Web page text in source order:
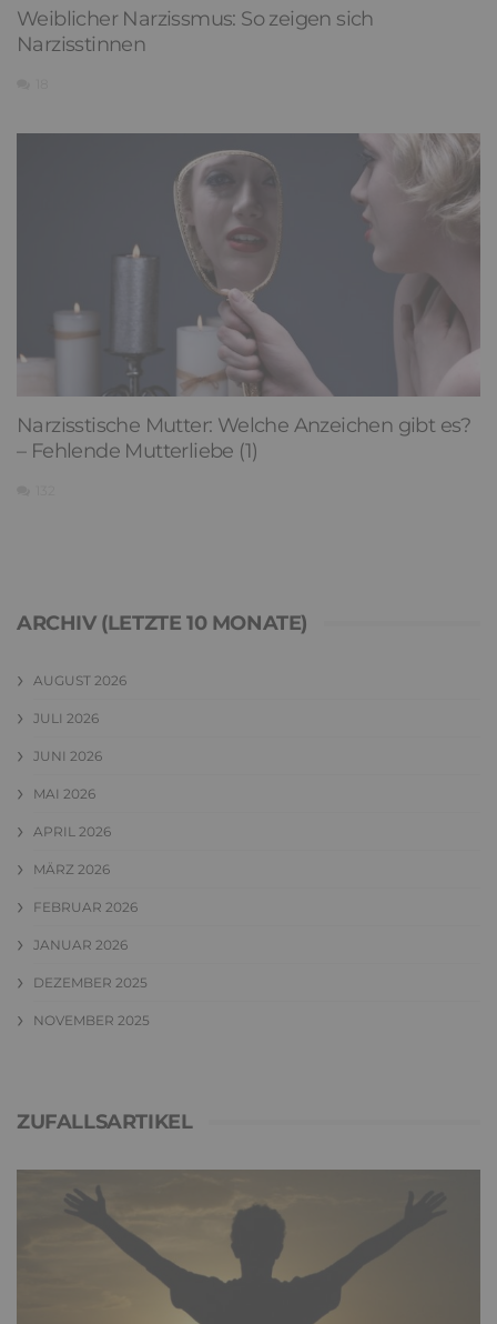
Weiblicher Narzissmus: So zeigen sich
Narzisstinnen
Narzisstische Mutter: Welche Anzeichen gibt es?
– Fehlende Mutterliebe (1)
ARCHIV (LETZTE 10 MONATE)
AUGUST 2026
JULI 2026
JUNI 2026
MAI 2026
APRIL 2026
MÄRZ 2026
FEBRUAR 2026
JANUAR 2026
DEZEMBER 2025
NOVEMBER 2025
ZUFALLSARTIKEL